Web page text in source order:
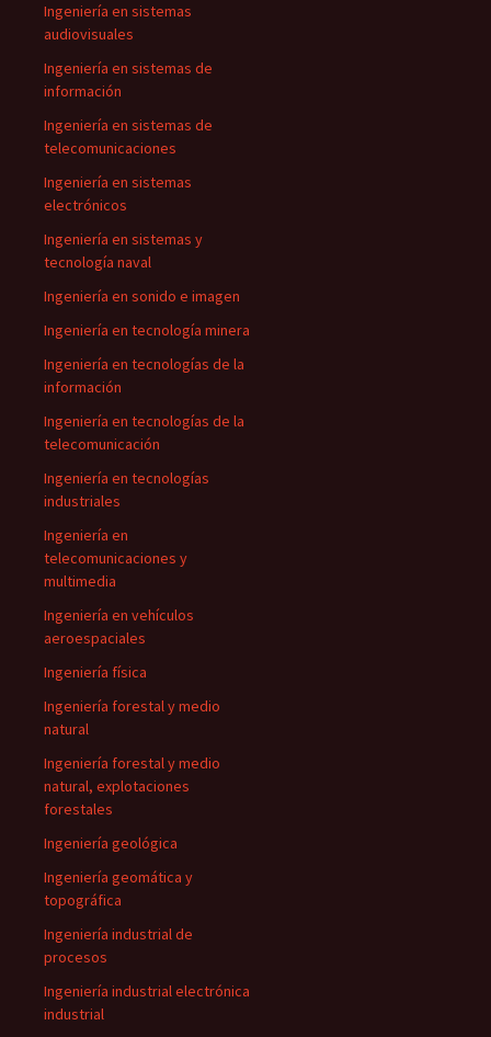
Ingeniería en sistemas
audiovisuales
Ingeniería en sistemas de
información
Ingeniería en sistemas de
telecomunicaciones
Ingeniería en sistemas
electrónicos
Ingeniería en sistemas y
tecnología naval
Ingeniería en sonido e imagen
Ingeniería en tecnología minera
Ingeniería en tecnologías de la
información
Ingeniería en tecnologías de la
telecomunicación
Ingeniería en tecnologías
industriales
Ingeniería en
telecomunicaciones y
multimedia
Ingeniería en vehículos
aeroespaciales
Ingeniería física
Ingeniería forestal y medio
natural
Ingeniería forestal y medio
natural, explotaciones
forestales
Ingeniería geológica
Ingeniería geomática y
topográfica
Ingeniería industrial de
procesos
Ingeniería industrial electrónica
industrial